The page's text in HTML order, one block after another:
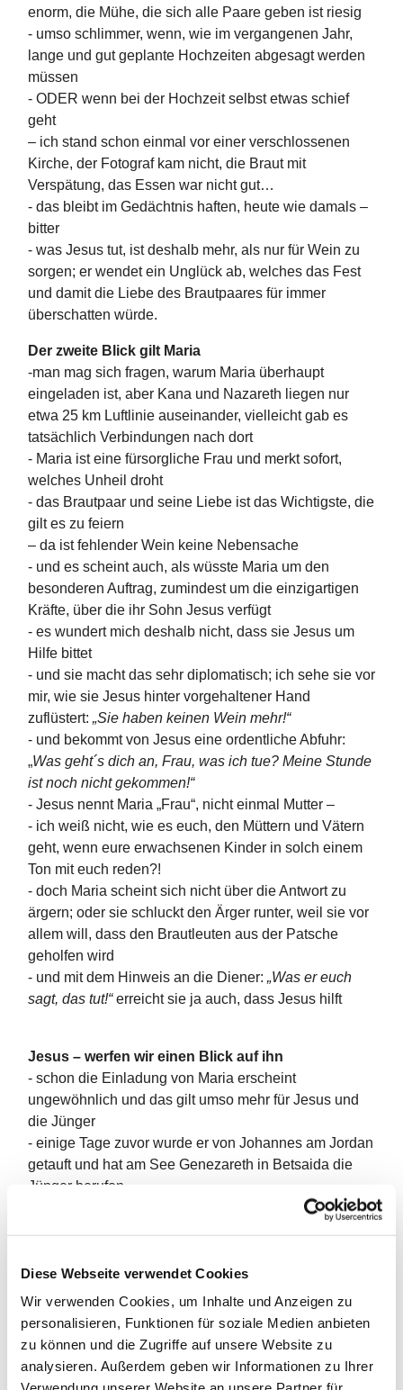
Diese Webseite verwendet Cookies
Wir verwenden Cookies, um Inhalte und Anzeigen zu
personalisieren, Funktionen für soziale Medien anbieten
zu können und die Zugriffe auf unsere Website zu
analysieren. Außerdem geben wir Informationen zu Ihrer
enorm, die Mühe, die sich alle Paare geben ist riesig
- umso schlimmer, wenn, wie im vergangenen Jahr,
lange und gut geplante Hochzeiten abgesagt werden
müssen
- ODER wenn bei der Hochzeit selbst etwas schief
geht
– ich stand schon einmal vor einer verschlossenen
Kirche, der Fotograf kam nicht, die Braut mit
Verspätung, das Essen war nicht gut…
- das bleibt im Gedächtnis haften, heute wie damals –
bitter
- was Jesus tut, ist deshalb mehr, als nur für Wein zu
sorgen; er wendet ein Unglück ab, welches das Fest
und damit die Liebe des Brautpaares für immer
überschatten würde.
Der zweite Blick gilt Maria
-man mag sich fragen, warum Maria überhaupt
eingeladen ist, aber Kana und Nazareth liegen nur
etwa 25 km Luftlinie auseinander, vielleicht gab es
tatsächlich Verbindungen nach dort
- Maria ist eine fürsorgliche Frau und merkt sofort,
welches Unheil droht
- das Brautpaar und seine Liebe ist das Wichtigste, die
gilt es zu feiern
– da ist fehlender Wein keine Nebensache
- und es scheint auch, als wüsste Maria um den
besonderen Auftrag, zumindest um die einzigartigen
Kräfte, über die ihr Sohn Jesus verfügt
- es wundert mich deshalb nicht, dass sie Jesus um
Hilfe bittet
- und sie macht das sehr diplomatisch; ich sehe sie vor
mir, wie sie Jesus hinter vorgehaltener Hand
zuflüstert: „Sie haben keinen Wein mehr!“
- und bekommt von Jesus eine ordentliche Abfuhr:
„Was geht´s dich an, Frau, was ich tue? Meine Stunde
ist noch nicht gekommen!“
- Jesus nennt Maria „Frau“, nicht einmal Mutter –
- ich weiß nicht, wie es euch, den Müttern und Vätern
geht, wenn eure erwachsenen Kinder in solch einem
Ton mit euch reden?!
- doch Maria scheint sich nicht über die Antwort zu
ärgern; oder sie schluckt den Ärger runter, weil sie vor
allem will, dass den Brautleuten aus der Patsche
geholfen wird
- und mit dem Hinweis an die Diener: „Was er euch
sagt, das tut!“erreicht sie ja auch, dass Jesus hilft
Jesus – werfen wir einen Blick auf ihn
- schon die Einladung von Maria erscheint
ungewöhnlich und das gilt umso mehr für Jesus und
die Jünger
- einige Tage zuvor wurde er von Johannes am Jordan
getauft und hat am See Genezareth in Betsaida die
Jünger berufen
- und dann geht er sozusagen auf direktem Weg nach
mit dem Wein?
- und was meint er mit „Meine Stunde ist noch nicht
gekommen?“
- welche Stunde? – eine eigenartige Antwort
- vielleicht war es Jesus aber auch unangenehm, dass
er seine Macht, als allererstes bei einer Hochzeit